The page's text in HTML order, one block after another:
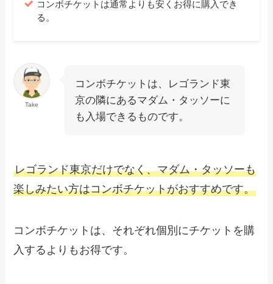
コンボチケットは通常よりも安くお得に購入でき
る。
Take
コンボチケットは、レゴランド東
京の隣にあるマダム・タッソーに
も入場できるものです。
レゴランド東京だけでなく、マダム・タッソーも
楽しみたい方はコンボチケットがおすすめです。
コンボチケットは、それぞれ個別にチケットを購
入するよりもお得です。